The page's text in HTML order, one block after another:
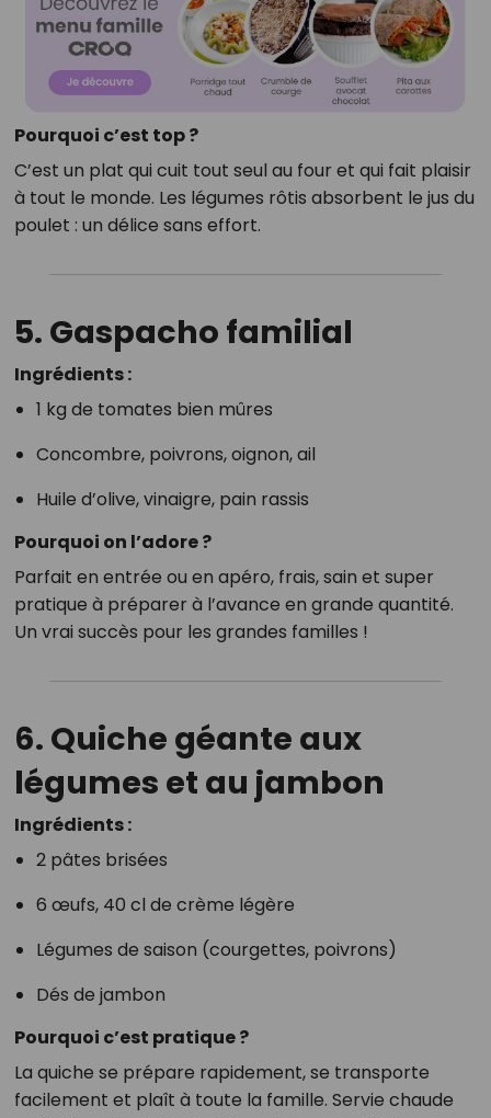
Pourquoi c’est top ?
C’est un plat qui cuit tout seul au four et qui fait plaisir
à tout le monde. Les légumes rôtis absorbent le jus du
poulet : un délice sans effort.
5. Gaspacho familial
Ingrédients :
1 kg de tomates bien mûres
Concombre, poivrons, oignon, ail
Huile d’olive, vinaigre, pain rassis
Pourquoi on l’adore ?
Parfait en entrée ou en apéro, frais, sain et super
pratique à préparer à l’avance en grande quantité.
Un vrai succès pour les grandes familles !
6. Quiche géante aux
légumes et au jambon
Ingrédients :
2 pâtes brisées
6 œufs, 40 cl de crème légère
Légumes de saison (courgettes, poivrons)
Dés de jambon
Pourquoi c’est pratique ?
La quiche se prépare rapidement, se transporte
facilement et plaît à toute la famille. Servie chaude